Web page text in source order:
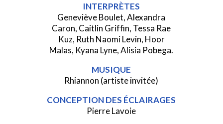
INTERPRÈTES
Geneviève Boulet, Alexandra
Caron, Caitlin Griffin, Tessa Rae
Kuz, Ruth Naomi Levin, Hoor
Malas, Kyana Lyne,Alisia Pobega.
MUSIQUE
Rhiannon (artiste invitée)
CONCEPTION DES ÉCLAIRAGES
Pierre Lavoie